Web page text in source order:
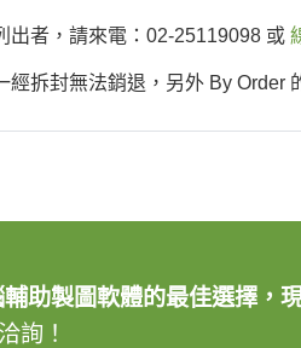
出者，請來電：02-25119098 或
經拆封無法銷退，另外 By Order
助製圖軟體的最佳選擇，現
詢！